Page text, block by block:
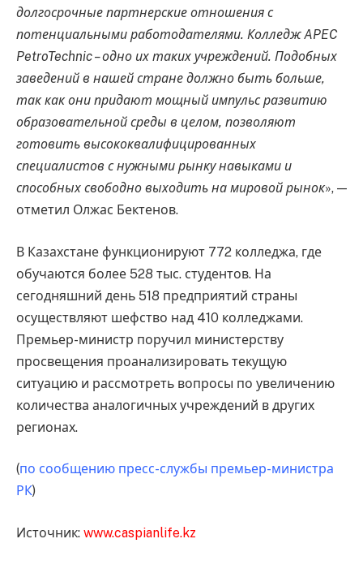
долгосрочные партнерские отношения с
потенциальными работодателями. Колледж APEC
PetroTechnic – одно их таких учреждений. Подобных
заведений в нашей стране должно быть больше,
так как они придают мощный импульс развитию
образовательной среды в целом, позволяют
готовить высококвалифицированных
специалистов с нужными рынку навыками и
способных свободно выходить на мировой рынок», —
отметил Олжас Бектенов.
В Казахстане функционируют 772 колледжа, где
обучаются более 528 тыс. студентов. На
сегодняшний день 518 предприятий страны
осуществляют шефство над 410 колледжами.
Премьер-министр поручил министерству
просвещения проанализировать текущую
ситуацию и рассмотреть вопросы по увеличению
количества аналогичных учреждений в других
регионах.
(по сообщению пресс-службы премьер-министра
РК)
Источник: www.caspianlife.kz